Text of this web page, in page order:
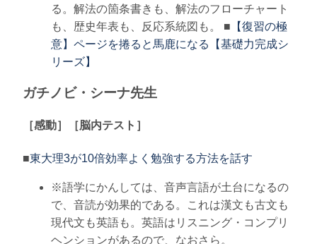
る。解法の箇条書きも、解法のフローチャート
も、歴史年表も、反応系統図も。 ■ 【復習の極
意】ページを捲ると馬鹿になる【基礎力完成シ
リーズ】
ガチノビ・シーナ先生
［感動］［脳内テスト］
■東大理3が10倍効率よく勉強する方法を話す
※語学にかんしては、音声言語が土台になるの
で、音読が効果的である。これは漢文も古文も
現代文も英語も。英語はリスニング・コンプリ
ヘンションがあるので、なおさら。